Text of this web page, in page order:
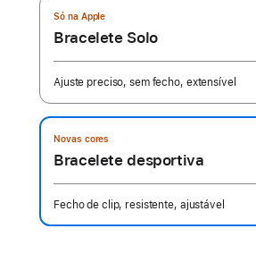
Só na Apple
Bracelete Solo
Ajuste preciso, sem fecho, extensível
Novas cores
Bracelete desportiva
Fecho de clip, resistente, ajustável